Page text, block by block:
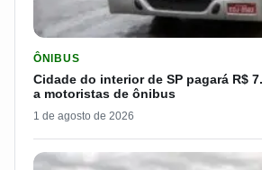
ÔNIBUS
Cidade do interior de SP pagará R$
a motoristas de ônibus
1 de agosto de 2026